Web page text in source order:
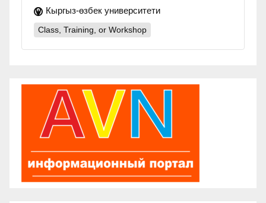
Кыргыз-өзбек университети
Class, Training, or Workshop